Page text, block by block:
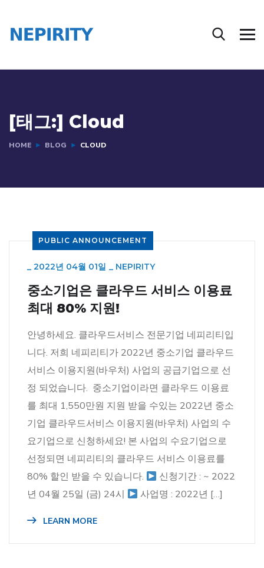
[태그:] Cloud
HOME BLOG CLOUD
PUBLIC ANNOUNCEMENT
_ 2022년 04월 01일 _ NEPIRITY
중소기업은 클라우드 서비스 이용료
최대 80% 지원!
안녕하세요. 클라우드서비스 전문기업 네피리티입
니다. 저희 네피리티가 2022년 중소기업 클라우드
서비스 이용지원(바우처) 사업의 공급기업으로 선
정 되었습니다. 중소기업이라면 클라우드 이용료
를 최대 1,550만원 지원 받을 수있는 2022년 중소
기업 클라우드서비스 이용지원(바우처) 사업의 수
요기업으로 신청하세요! 본 사업의 수요기업으로
선정되면 네피리티의 클라우드 서비스 이용료를
80% 할인 받을 수 있습니다.
신청기간 : ~ 2022
년 04월 25일 (금) 24시
사업명 : 2022년 […]
LEARN MORE